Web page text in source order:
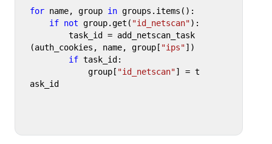
for name, group in groups.items():
if not group.get( "id_netscan"):
(auth_cookies, name, group[ "ips"])
if task_id:
            group[
"id_netscan"] = t
ask_id